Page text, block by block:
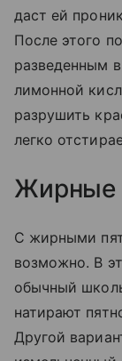
даст ей
После этого
разведенным
лимонной
разрушить
легко
Жирные
С жирными
возможно. В
обычный
натирают
Другой